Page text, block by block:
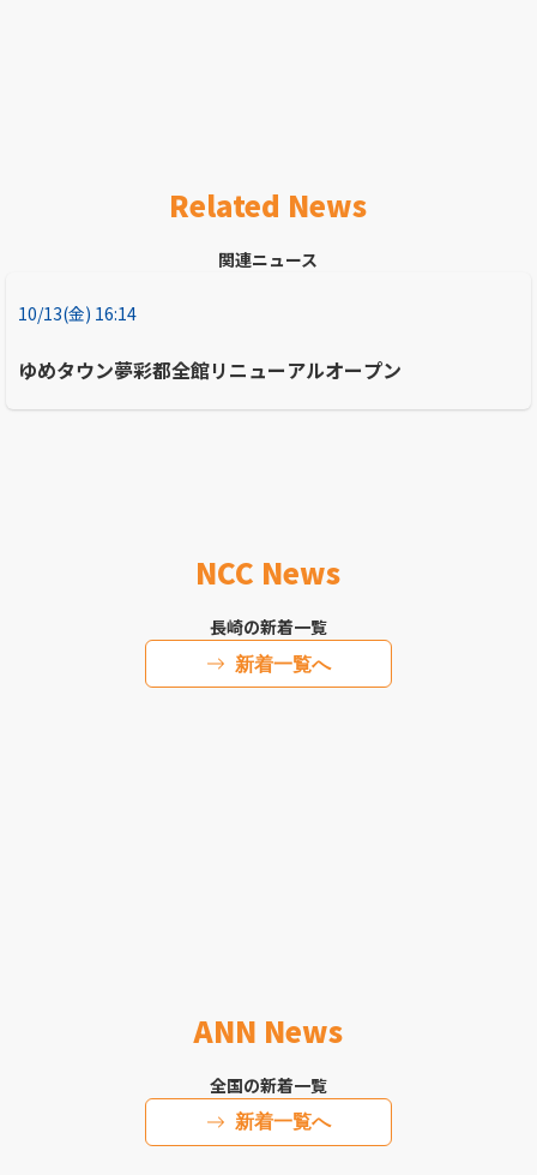
Related News
関連ニュース
10/13(金) 16:14
ゆめタウン夢彩都全館リニューアルオープン
NCC News
長崎の新着一覧
新着一覧へ
ANN News
全国の新着一覧
新着一覧へ